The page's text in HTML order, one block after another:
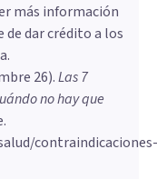
en el
ajustar o
y
más información
de dar crédito a los
26).Las 7
no hay que
contraindicaciones-